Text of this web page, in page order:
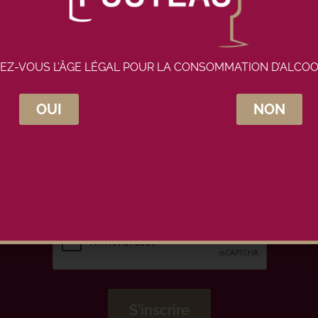
vous à la newsletter Maison
VOUS L’ÂGE LÉGAL POUR LA CONSOMMATION
OUI NON